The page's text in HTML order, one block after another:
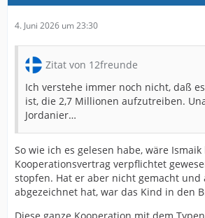
4. Juni 2026 um 23:30
Zitat von 12freunde
Ich verstehe immer noch nicht, daß
ist, die 2,7 Millionen aufzutreiben.
Jordanier…
So wie ich es gelesen habe, wäre
Kooperationsvertrag verpflichtet
stopfen. Hat er aber nicht gemacht und
abgezeichnet hat, war das Kind in den